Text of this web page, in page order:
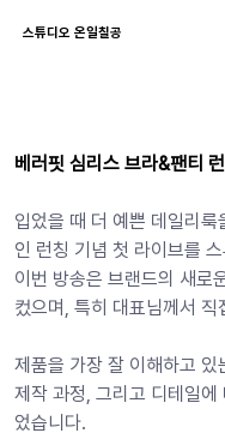
스튜디오 온일칠공
베러핏 심리스 브라&팬티
입었을 때 더 예쁜 데일리
인 런칭 기념 첫 라이브를
이번 방송은 브랜드의 새로
컸으며, 특히 대표님께서
제품을 가장 잘 이해하고
제작 과정, 그리고 디테일
었습니다.